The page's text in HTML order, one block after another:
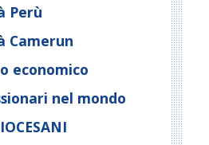
Perù
Camerun
economico
nel mondo